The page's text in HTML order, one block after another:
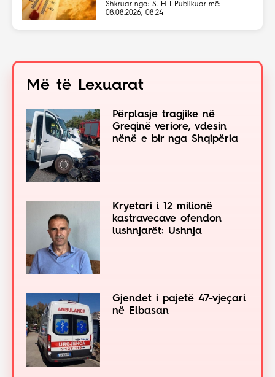
Shkruar nga: S. H | Publikuar më:
08.08.2026, 08:24
Më të Lexuarat
Përplasje tragjike në
Greqinë veriore, vdesin
nënë e bir nga Shqipëria
Kryetari i 12 milionë
kastravecave ofendon
lushnjarët: Ushnja
Gjendet i pajetë 47-vjeçari
në Elbasan